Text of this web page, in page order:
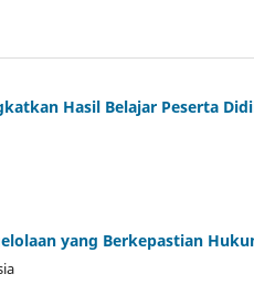
Hasil Belajar Peserta
yang Berkepastian